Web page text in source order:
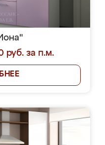
руб. за п.м.